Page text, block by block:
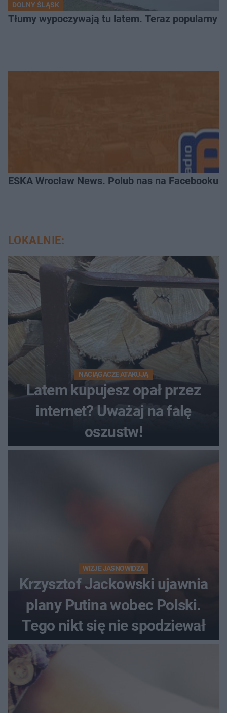
DOLNY ŚLĄSK
Tłumy wypoczywają tu latem. Teraz popularny
ESKA Wrocław News. Polub nas na Facebooku!
LOKALNIE:
NACIĄGACZE ATAKUJĄ
Latem kupujesz opał przez
internet? Uważaj na falę
oszustw!
WIZJE JASNOWIDZA
Krzysztof Jackowski ujawnia
plany Putina wobec Polski.
Tego nikt się nie spodziewał